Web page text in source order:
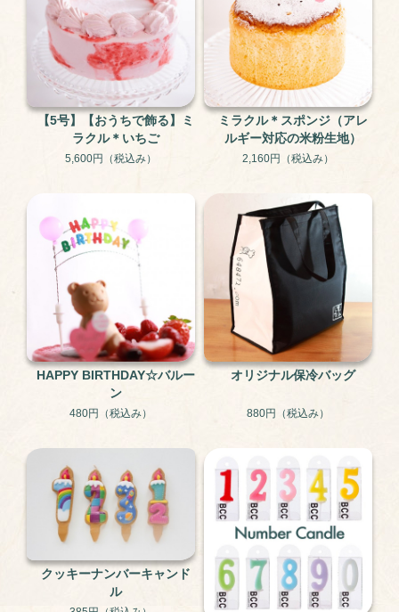
【5号】【おうちで飾る】ミ
ラクル＊いちご
5,600円 （税込み）
ミラクル＊スポンジ（アレ
ルギー対応の米粉生地）
2,160円 （税込み）
HAPPY BIRTHDAY☆バルー
ン
480円 （税込み）
オリジナル保冷バッグ
880円 （税込み）
クッキーナンバーキャンド
ル